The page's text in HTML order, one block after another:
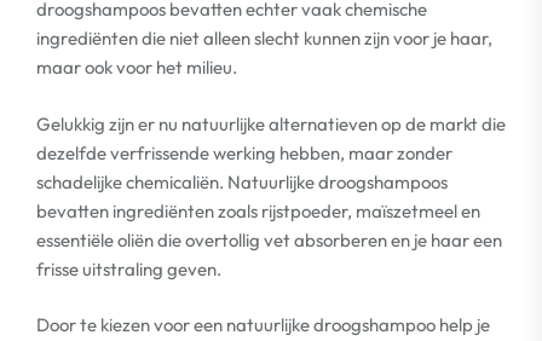
droogshampoos bevatten echter vaak chemische
ingrediënten die niet alleen slecht kunnen zijn voor je haar,
maar ook voor het milieu.
Gelukkig zijn er nu natuurlijke alternatieven op de markt die
dezelfde verfrissende werking hebben, maar zonder
schadelijke chemicaliën. Natuurlijke droogshampoos
bevatten ingrediënten zoals rijstpoeder, maïszetmeel en
essentiële oliën die overtollig vet absorberen en je haar een
frisse uitstraling geven.
Door te kiezen voor een natuurlijke droogshampoo help je